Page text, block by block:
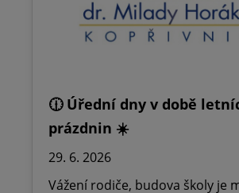
🕧 Úřední dny v době
prázdnin ☀️
29. 6. 2026
Vážení rodiče, budova školy je